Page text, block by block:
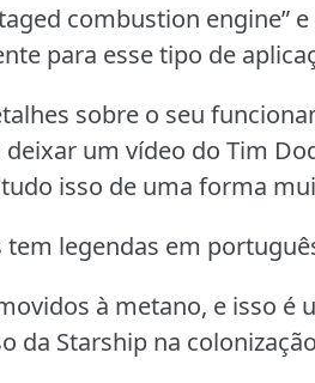
combustion engine”
para esse tipo de
sobre o seu
um vídeo do Tim
isso de uma forma
legendas em
à metano, e isso é
da Starship na